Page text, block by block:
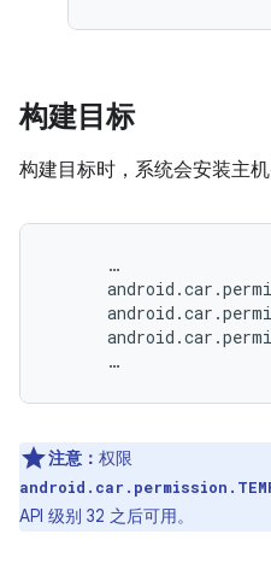
构建目标
构建目标时，系统会安装主机
…
android .car .
android .car .
android .car .
…
注意： 权限
API 级别 32 之后可用。